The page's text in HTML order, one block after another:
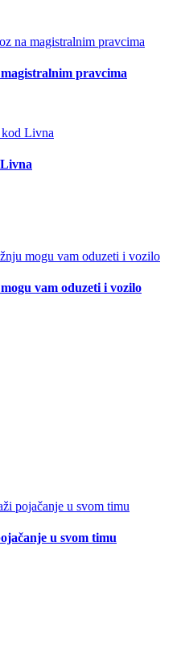
pravcima
vam oduzeti i vozilo
u svom timu